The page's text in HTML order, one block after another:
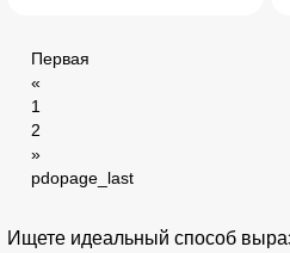
Первая
«
1
2
»
pdopage_last
Ищете идеальный способ